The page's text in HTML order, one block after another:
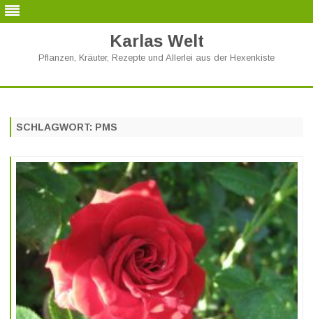
Karlas Welt
Pflanzen, Kräuter, Rezepte und Allerlei aus der Hexenkiste
SCHLAGWORT: PMS